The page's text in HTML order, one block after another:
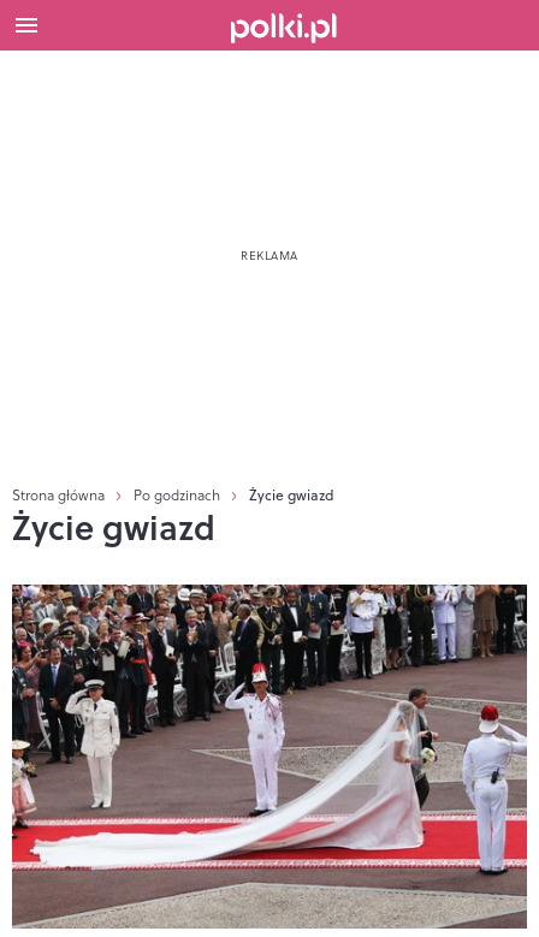
Strona główna Po godzinach Życie gwiazd
Życie gwiazd